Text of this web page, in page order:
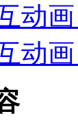
动
动